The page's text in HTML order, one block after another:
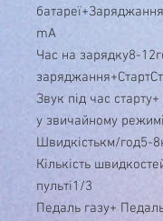
mA
Час на зарядку8-
Звук під час
у звичайному
Швидкістькм/год5-
Кількість
пульті1/3
Педаль газу+